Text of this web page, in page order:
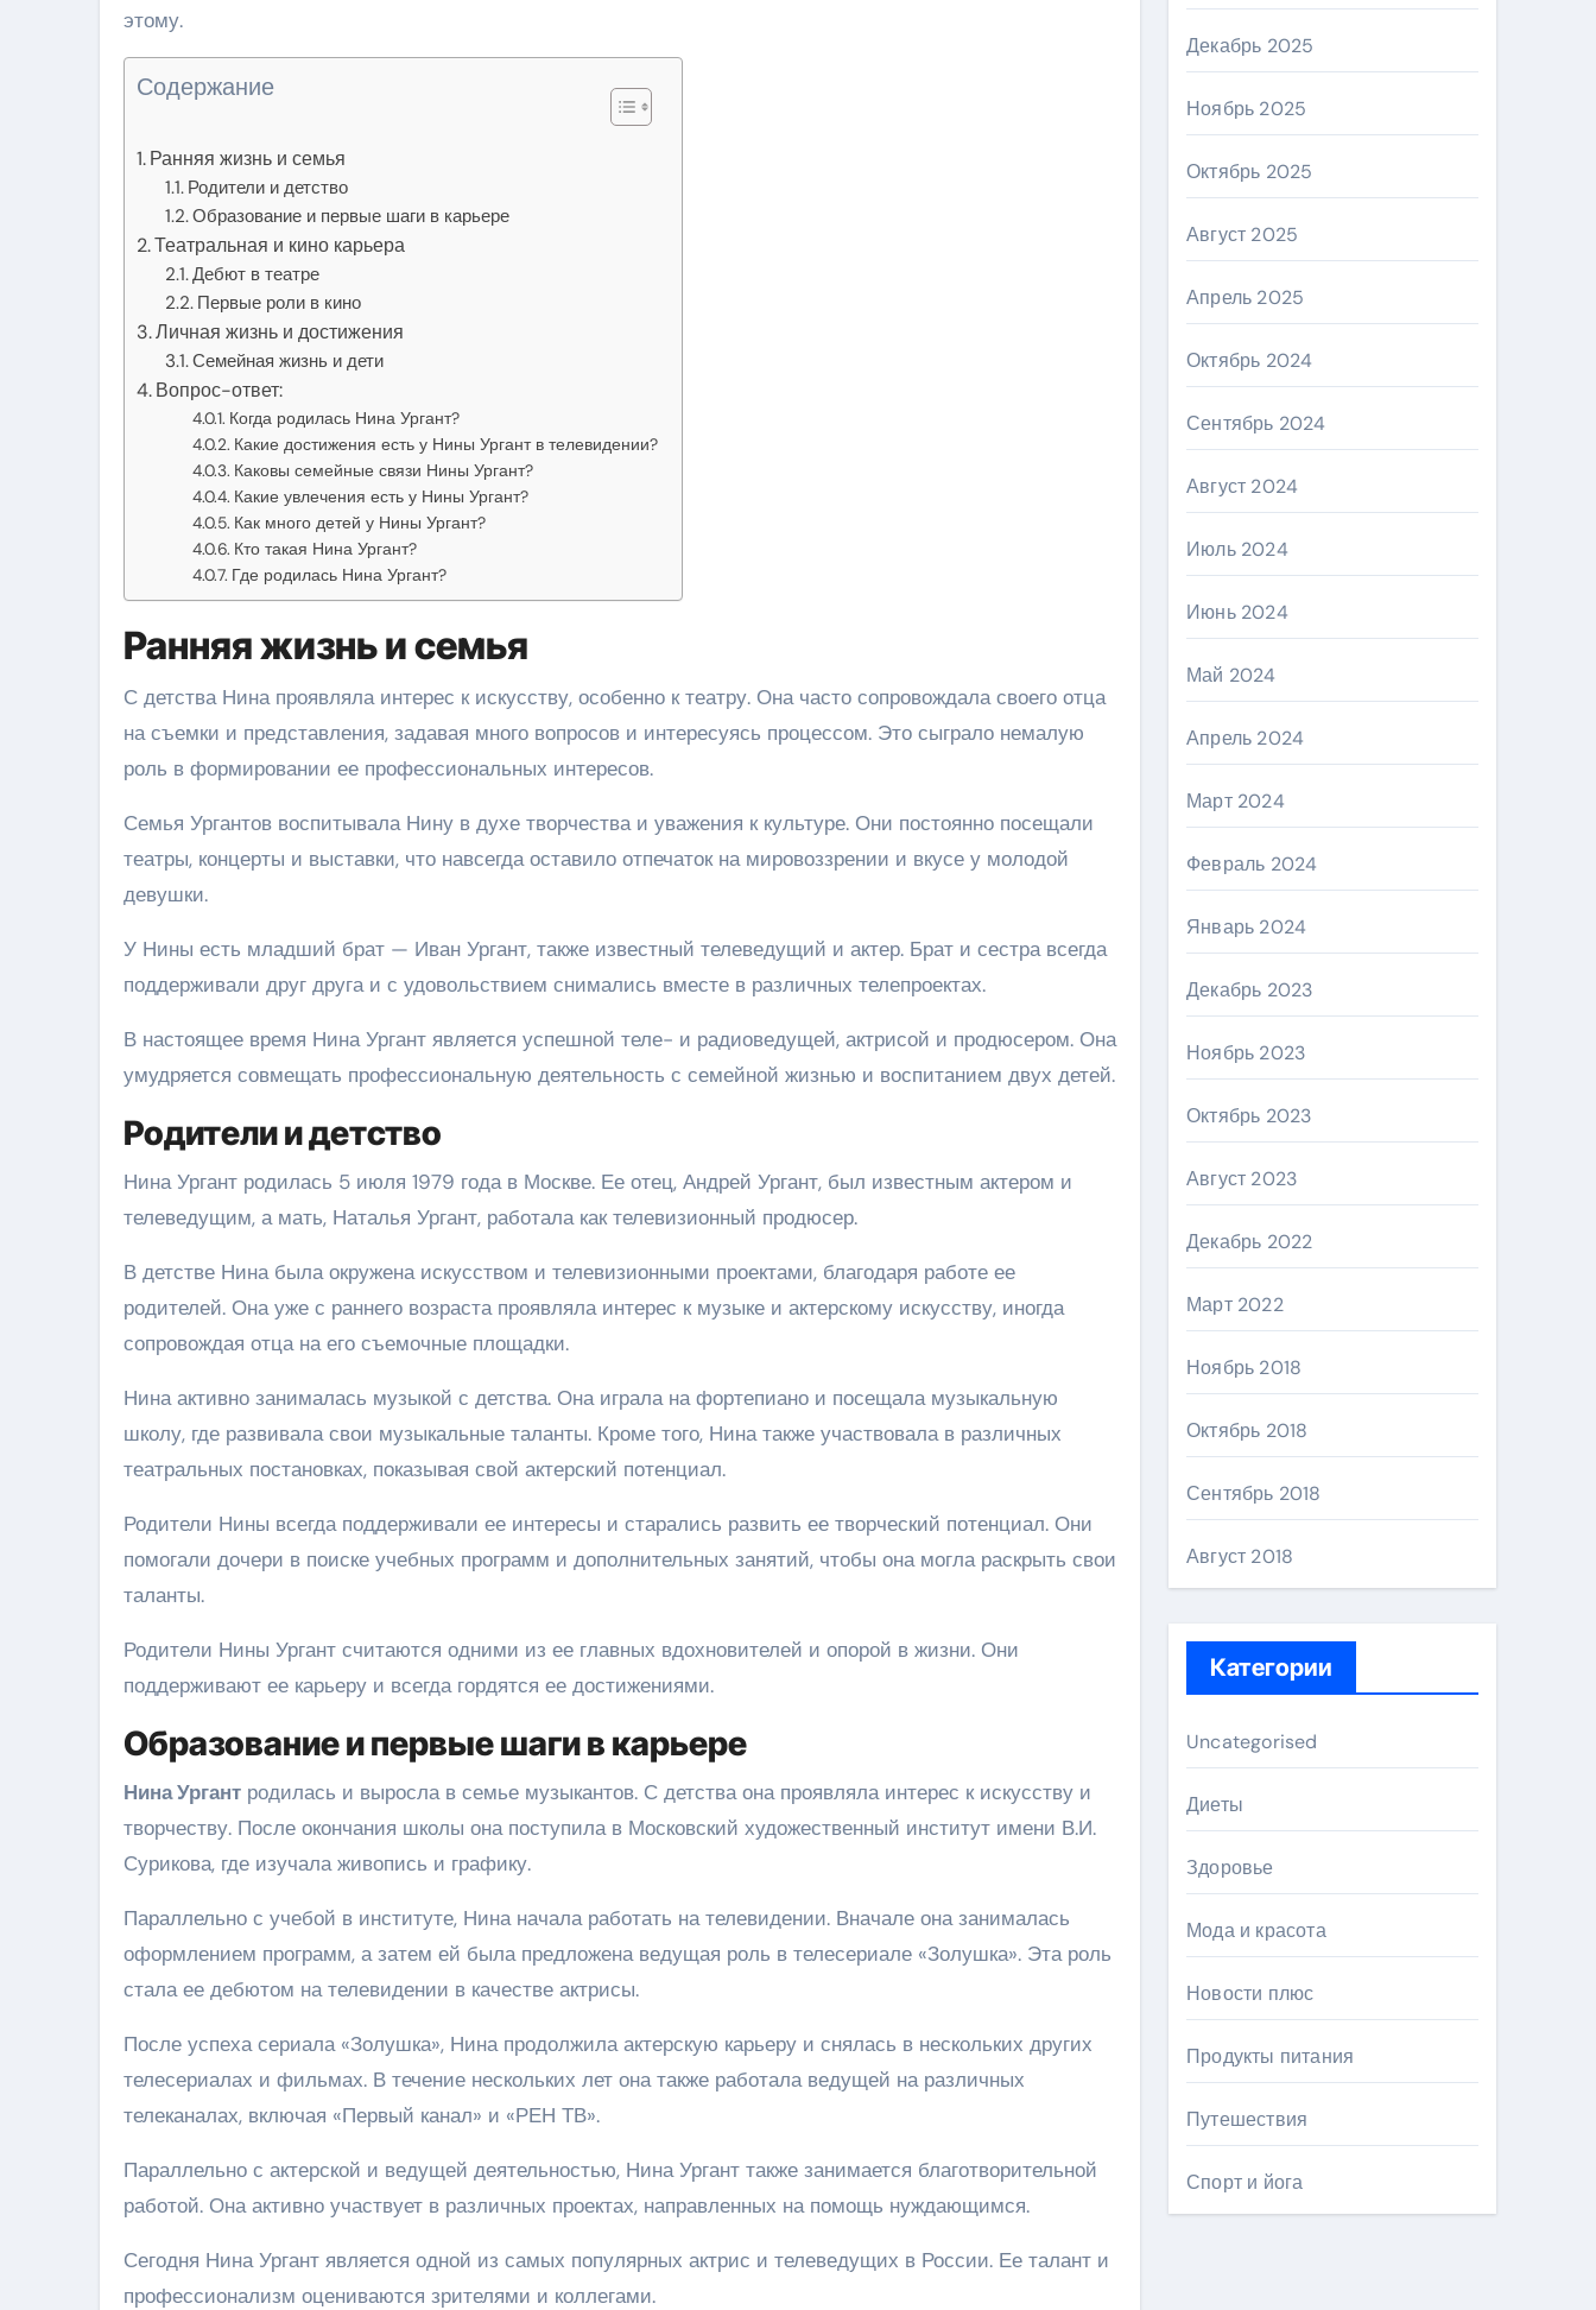
этому.
Содержание
Ранняя жизнь и семья
Родители и детство
Образование и первые шаги в карьере
Театральная и кино карьера
Дебют в театре
Первые роли в кино
Личная жизнь и достижения
Семейная жизнь и дети
Вопрос-ответ:
Когда родилась Нина Ургант?
Какие достижения есть у Нины Ургант в телевидении?
Каковы семейные связи Нины Ургант?
Какие увлечения есть у Нины Ургант?
Как много детей у Нины Ургант?
Кто такая Нина Ургант?
Где родилась Нина Ургант?
Ранняя жизнь и семья
С детства Нина проявляла интерес к искусству, особенно к театру. Она часто сопровождала своего отца
на съемки и представления, задавая много вопросов и интересуясь процессом. Это сыграло немалую
роль в формировании ее профессиональных интересов.
Семья Ургантов воспитывала Нину в духе творчества и уважения к культуре. Они постоянно посещали
театры, концерты и выставки, что навсегда оставило отпечаток на мировоззрении и вкусе у молодой
девушки.
У Нины есть младший брат — Иван Ургант, также известный телеведущий и актер. Брат и сестра всегда
поддерживали друг друга и с удовольствием снимались вместе в различных телепроектах.
В настоящее время Нина Ургант является успешной теле- и радиоведущей, актрисой и продюсером. Она
умудряется совмещать профессиональную деятельность с семейной жизнью и воспитанием двух детей.
Родители и детство
Нина Ургант родилась 5 июля 1979 года в Москве. Ее отец, Андрей Ургант, был известным актером и
телеведущим, а мать, Наталья Ургант, работала как телевизионный продюсер.
В детстве Нина была окружена искусством и телевизионными проектами, благодаря работе ее
родителей. Она уже с раннего возраста проявляла интерес к музыке и актерскому искусству, иногда
сопровождая отца на его съемочные площадки.
Нина активно занималась музыкой с детства. Она играла на фортепиано и посещала музыкальную
школу, где развивала свои музыкальные таланты. Кроме того, Нина также участвовала в различных
театральных постановках, показывая свой актерский потенциал.
Родители Нины всегда поддерживали ее интересы и старались развить ее творческий потенциал. Они
помогали дочери в поиске учебных программ и дополнительных занятий, чтобы она могла раскрыть свои
таланты.
Родители Нины Ургант считаются одними из ее главных вдохновителей и опорой в жизни. Они
поддерживают ее карьеру и всегда гордятся ее достижениями.
Образование и первые шаги в карьере
Нина Ургант родилась и выросла в семье музыкантов. С детства она проявляла интерес к искусству и
творчеству. После окончания школы она поступила в Московский художественный институт имени В.И.
Сурикова, где изучала живопись и графику.
Параллельно с учебой в институте, Нина начала работать на телевидении. Вначале она занималась
оформлением программ, а затем ей была предложена ведущая роль в телесериале «Золушка». Эта роль
стала ее дебютом на телевидении в качестве актрисы.
После успеха сериала «Золушка», Нина продолжила актерскую карьеру и снялась в нескольких других
телесериалах и фильмах. В течение нескольких лет она также работала ведущей на различных
телеканалах, включая «Первый канал» и «РЕН ТВ».
Параллельно с актерской и ведущей деятельностью, Нина Ургант также занимается благотворительной
работой. Она активно участвует в различных проектах, направленных на помощь нуждающимся.
Сегодня Нина Ургант является одной из самых популярных актрис и телеведущих в России. Ее талант и
профессионализм оцениваются зрителями и коллегами.
Декабрь 2025
Ноябрь 2025
Октябрь 2025
Август 2025
Апрель 2025
Октябрь 2024
Сентябрь 2024
Август 2024
Июль 2024
Июнь 2024
Май 2024
Апрель 2024
Март 2024
Февраль 2024
Январь 2024
Декабрь 2023
Ноябрь 2023
Октябрь 2023
Август 2023
Декабрь 2022
Март 2022
Ноябрь 2018
Октябрь 2018
Сентябрь 2018
Август 2018
Категории
Uncategorised
Диеты
Здоровье
Мода и красота
Новости плюс
Продукты питания
Путешествия
Спорт и йога